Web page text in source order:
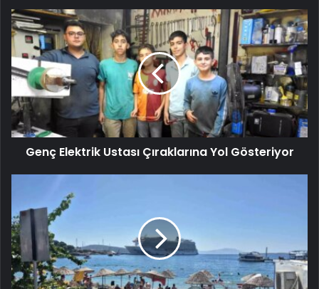
Genç Elektrik Ustası Çıraklarına Yol Gösteriyor